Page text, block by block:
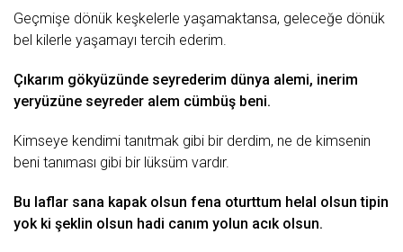
Geçmişe dönük keşkelerle yaşamaktansa, geleceğe dönük
bel kilerle yaşamayı tercih ederim.
Çıkarım gökyüzünde seyrederim dünya alemi, inerim
yeryüzüne seyreder alem cümbüş beni.
Kimseye kendimi tanıtmak gibi bir derdim, ne de kimsenin
beni tanıması gibi bir lüksüm vardır.
Bu laflar sana kapak olsun fena oturttum helal olsun tipin
yok ki şeklin olsun hadi canım yolun acık olsun.